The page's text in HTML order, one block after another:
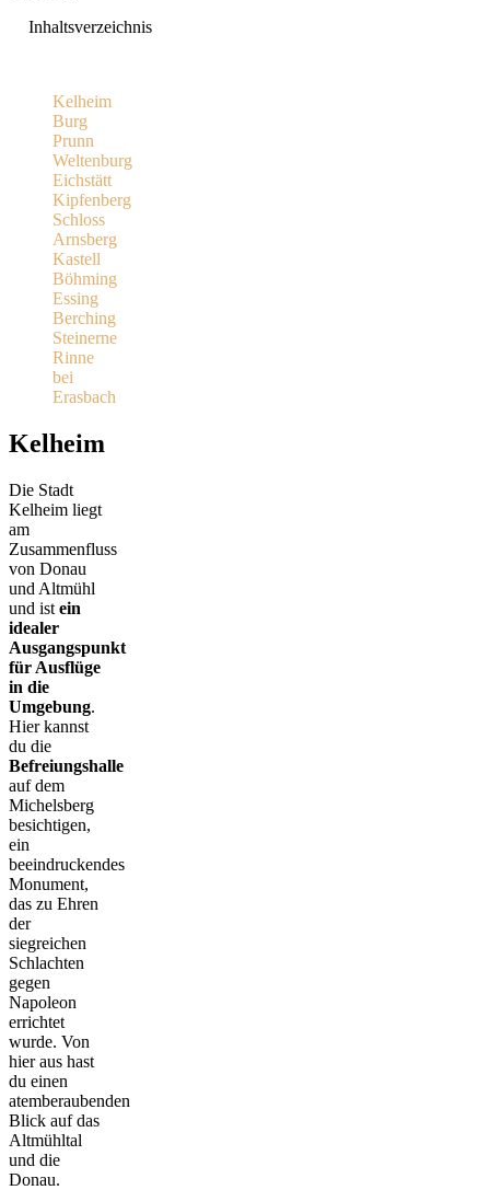
Inhaltsverzeichnis
Kelheim
Burg
Prunn
Weltenburg
Eichstätt
Kipfenberg
Schloss
Arnsberg
Kastell
Böhming
Essing
Berching
Steinerne
Rinne
bei
Erasbach
Kelheim
Die Stadt
Kelheim liegt
am
Zusammenfluss
von Donau
und Altmühl
und ist ein
idealer
Ausgangspunkt
für Ausflüge
in die
Umgebung.
Hier kannst
du die
Befreiungshalle
auf dem
Michelsberg
besichtigen,
ein
beeindruckendes
Monument,
das zu Ehren
der
siegreichen
Schlachten
gegen
Napoleon
errichtet
wurde. Von
hier aus hast
du einen
atemberaubenden
Blick auf das
Altmühltal
und die
Donau.